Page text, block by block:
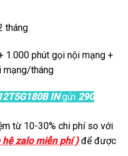
tháng
1.000 phút gọi nội mạng +
mạng/tháng
INgửi 290
từ 10-30% chi phí so với
zalo miễn phí ) để được